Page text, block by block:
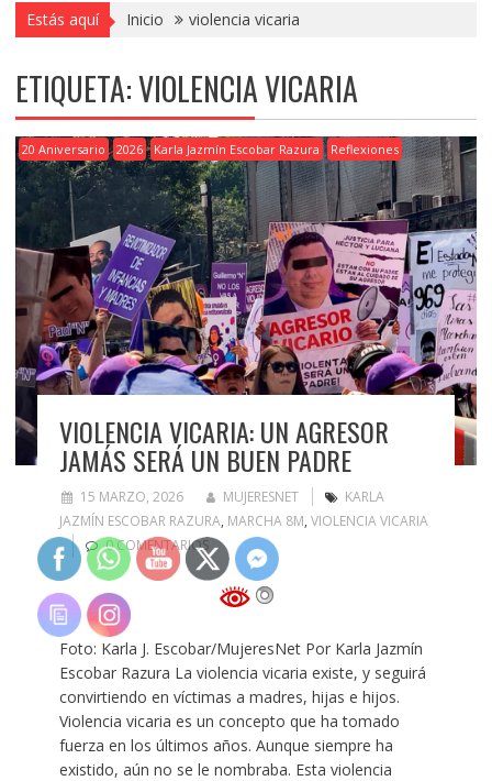
Estás aquí Inicio violencia vicaria
ETIQUETA:VIOLENCIA VICARIA
20 Aniversario 2026 Karla Jazmín Escobar Razura Reflexiones
VIOLENCIA VICARIA: UN AGRESOR
JAMÁS SERÁ UN BUEN PADRE
15 MARZO, 2026 MUJERESNET
KARLA
JAZMÍN ESCOBAR RAZURA, MARCHA 8M, VIOLENCIA VICARIA
0 COMENTARIOS
Foto: Karla J. Escobar/MujeresNet Por Karla Jazmín
Escobar Razura La violencia vicaria existe, y seguirá
convirtiendo en víctimas a madres, hijas e hijos.
Violencia vicaria es un concepto que ha tomado
fuerza en los últimos años. Aunque siempre ha
existido, aún no se le nombraba. Esta violencia